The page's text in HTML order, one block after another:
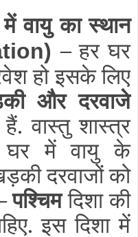
वायु का स्थान
–हर घर
हो इसके लिए
और दरवाजे
वास्तु शास्त्र
में वायु के
दरवाजों को
पश्चिमदिशा की
इस दिशा में